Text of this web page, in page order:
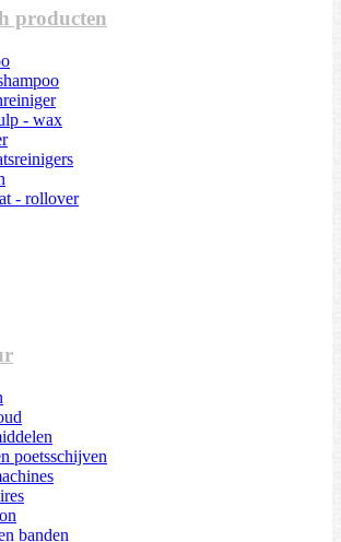
producten
- wax
- rollover
poetsschijven
banden